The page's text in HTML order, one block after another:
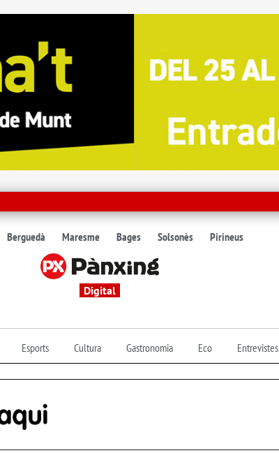
Berguedà Maresme Bages Solsonès Pirineus
Digital
Esports Cultura Gastronomia Eco Entrevistes